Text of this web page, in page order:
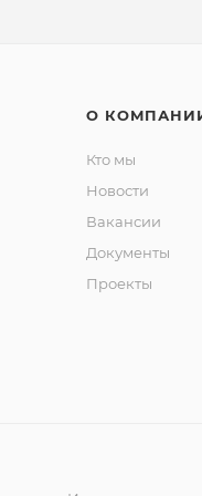
О
Кто мы
Новости
Вакансии
Документы
Проекты